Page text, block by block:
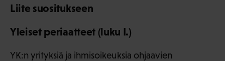
Liite suositukseen
Yleiset periaatteet (luku I.)
YK:n yrityksiä ja ihmisoikeuksia ohjaavien